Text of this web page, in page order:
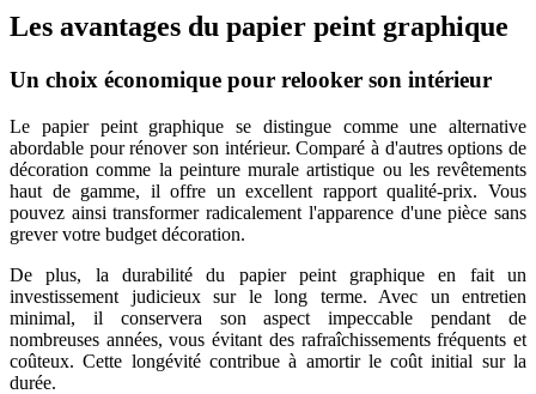
Les avantages du papier peint graphique
Un choix économique pour relooker son intérieur
Le papier peint graphique se distingue comme une alternative
abordable pour rénover son intérieur. Comparé à d'autres options de
décoration comme la peinture murale artistique ou les revêtements
haut de gamme, il offre un excellent rapport qualité-prix. Vous
pouvez ainsi transformer radicalement l'apparence d'une pièce sans
grever votre budget décoration.
De plus, la durabilité du papier peint graphique en fait un
investissement judicieux sur le long terme. Avec un entretien
minimal, il conservera son aspect impeccable pendant de
nombreuses années, vous évitant des rafraîchissements fréquents et
coûteux. Cette longévité contribue à amortir le coût initial sur la
durée.